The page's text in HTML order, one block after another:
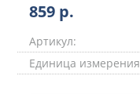
859 р.
Артикул:
Единица